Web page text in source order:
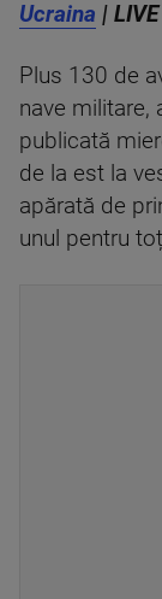
Ucraina |
Plus 130 de
nave militare,
publicată
de la est la
apărată de
unul pentru